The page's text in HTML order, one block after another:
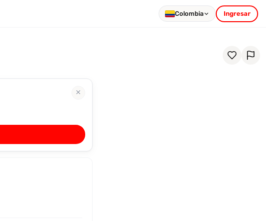
Colombia Ingresar
✕